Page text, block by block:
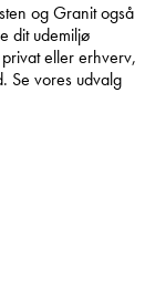
og Granit også
dit udemiljø
eller erhverv,
Se vores udvalg